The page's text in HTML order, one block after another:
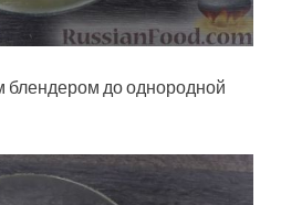
блендером до однородной